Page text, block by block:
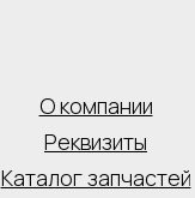
О компании
Реквизиты
Каталог запчастей